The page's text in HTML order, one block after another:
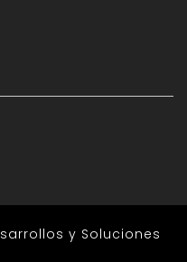
y Soluciones